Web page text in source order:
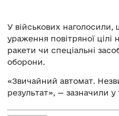
У військових наголосили,
ураження повітряної цілі
ракети чи спеціальні
оборони.
«Звичайний автомат.
результат», — зазначили